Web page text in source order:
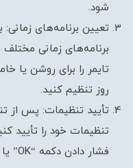
شود.
تعیین برنامه‌های
برنامه‌های زمانی مختلف
تایمر را برای روشن یا
روز تنظیم کنید.
تأیید تنظیمات: پس از
تنظیمات خود را تأیید
فشار دادن دکمه “OK” یا “تأیید” انجام می‌شود.